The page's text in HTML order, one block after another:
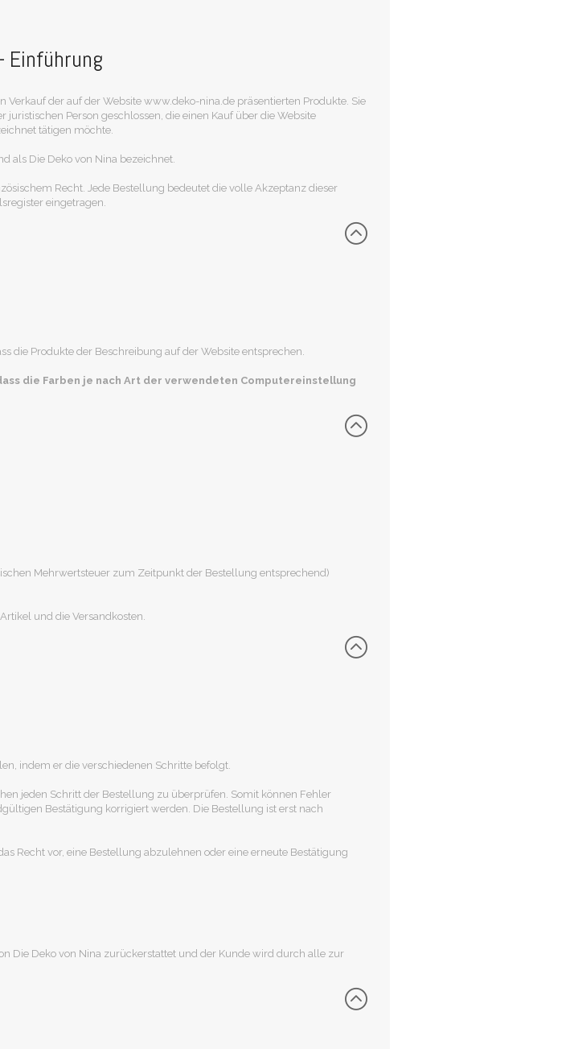
Einführung
der auf der Website www.deko-nina.de präsentierten Produkte. Sie
Person geschlossen, die einen Kauf über die Website
tätigen möchte.
als Die Deko von Nina bezeichnet.
Recht. Jede Bestellung bedeutet die volle Akzeptanz dieser
eingetragen.
die Produkte der Beschreibung auf der Website entsprechen.
die Farben je nach Art der verwendeten Computereinstellung
Mehrwertsteuer zum Zeitpunkt der Bestellung entsprechend)
und die Versandkosten.
indem er die verschiedenen Schritte befolgt.
jeden Schritt der Bestellung zu überprüfen. Somit können Fehler
Bestätigung korrigiert werden. Die Bestellung ist erst nach
Recht vor, eine Bestellung abzulehnen oder eine erneute Bestätigung
Die Deko von Nina zurückerstattet und der Kunde wird durch alle zur